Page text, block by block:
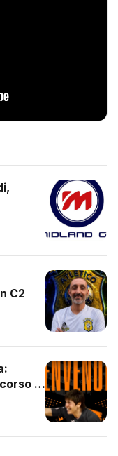
C2
di